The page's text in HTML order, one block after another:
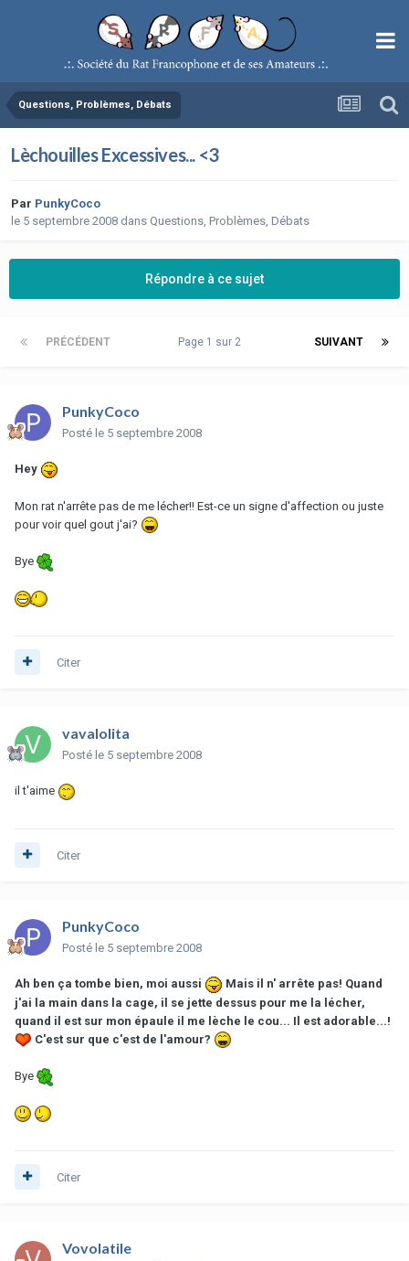
Questions, Problèmes, Débats
Lèchouilles Excessives... <3
Par PunkyCoco
le 5 septembre 2008 dans Questions, Problèmes, Débats
Répondre à ce sujet
PRÉCÉDENT SUIVANT
Page 1 sur 2
PunkyCoco
Posté le 5 septembre 2008
Hey
Mon rat n'arrête pas de me lécher!! Est-ce un signe d'affection ou juste
pour voir quel gout j'ai?
Bye
Citer
vavalolita
Posté le 5 septembre 2008
il t'aime
Citer
PunkyCoco
Posté le 5 septembre 2008
Ah ben ça tombe bien, moi aussi
Mais il n' arrête pas! Quand
j'ai la main dans la cage, il se jette dessus pour me la lécher,
quand il est sur mon épaule il me lèche le cou... Il est adorable...!
C'est sur que c'est de l'amour?
Bye
Citer
Vovolatile